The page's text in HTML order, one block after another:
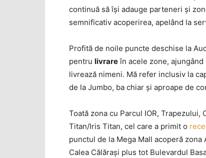
continuă să îşi adauge parteneri şi
semnificativ acoperirea, apelând la
Profită de noile puncte deschise la
pentru livrareîn acele zone,
livrează nimeni. Mă refer inclusiv la
de la Jumbo, ba chiar şi aproape de
Toată zona cu Parcul IOR,
Titan/Iris Titan, cel care a primit o
punctul de la Mega Mall acoperă
Calea Călăraşi plus tot Bulevardul